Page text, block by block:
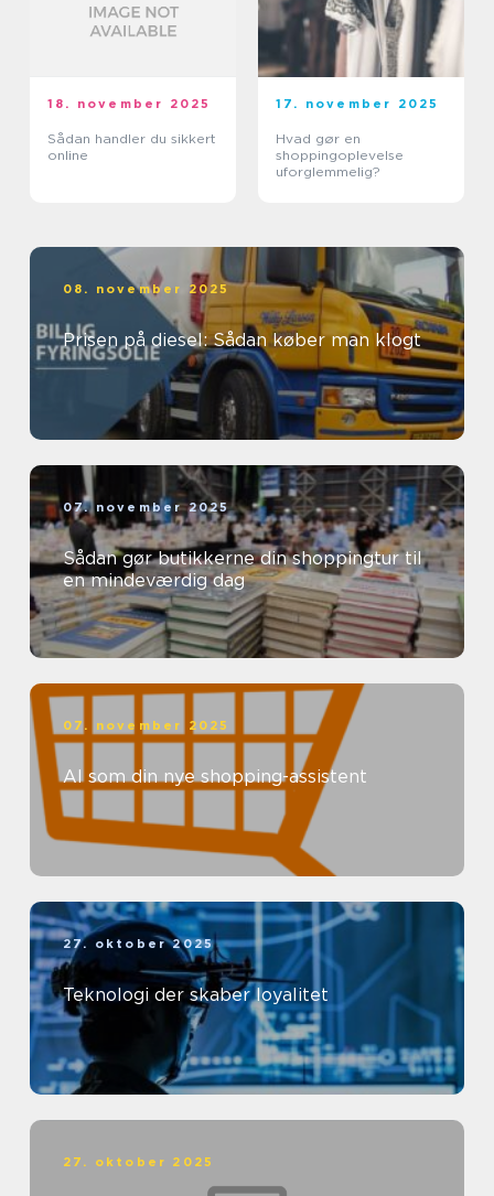
18. november 2025
Sådan handler du sikkert
online
17. november 2025
Hvad gør en
shoppingoplevelse
uforglemmelig?
08. november 2025
Prisen på diesel: Sådan køber man klogt
07. november 2025
Sådan gør butikkerne din shoppingtur til
en mindeværdig dag
07. november 2025
AI som din nye shopping-assistent
27. oktober 2025
Teknologi der skaber loyalitet
27. oktober 2025